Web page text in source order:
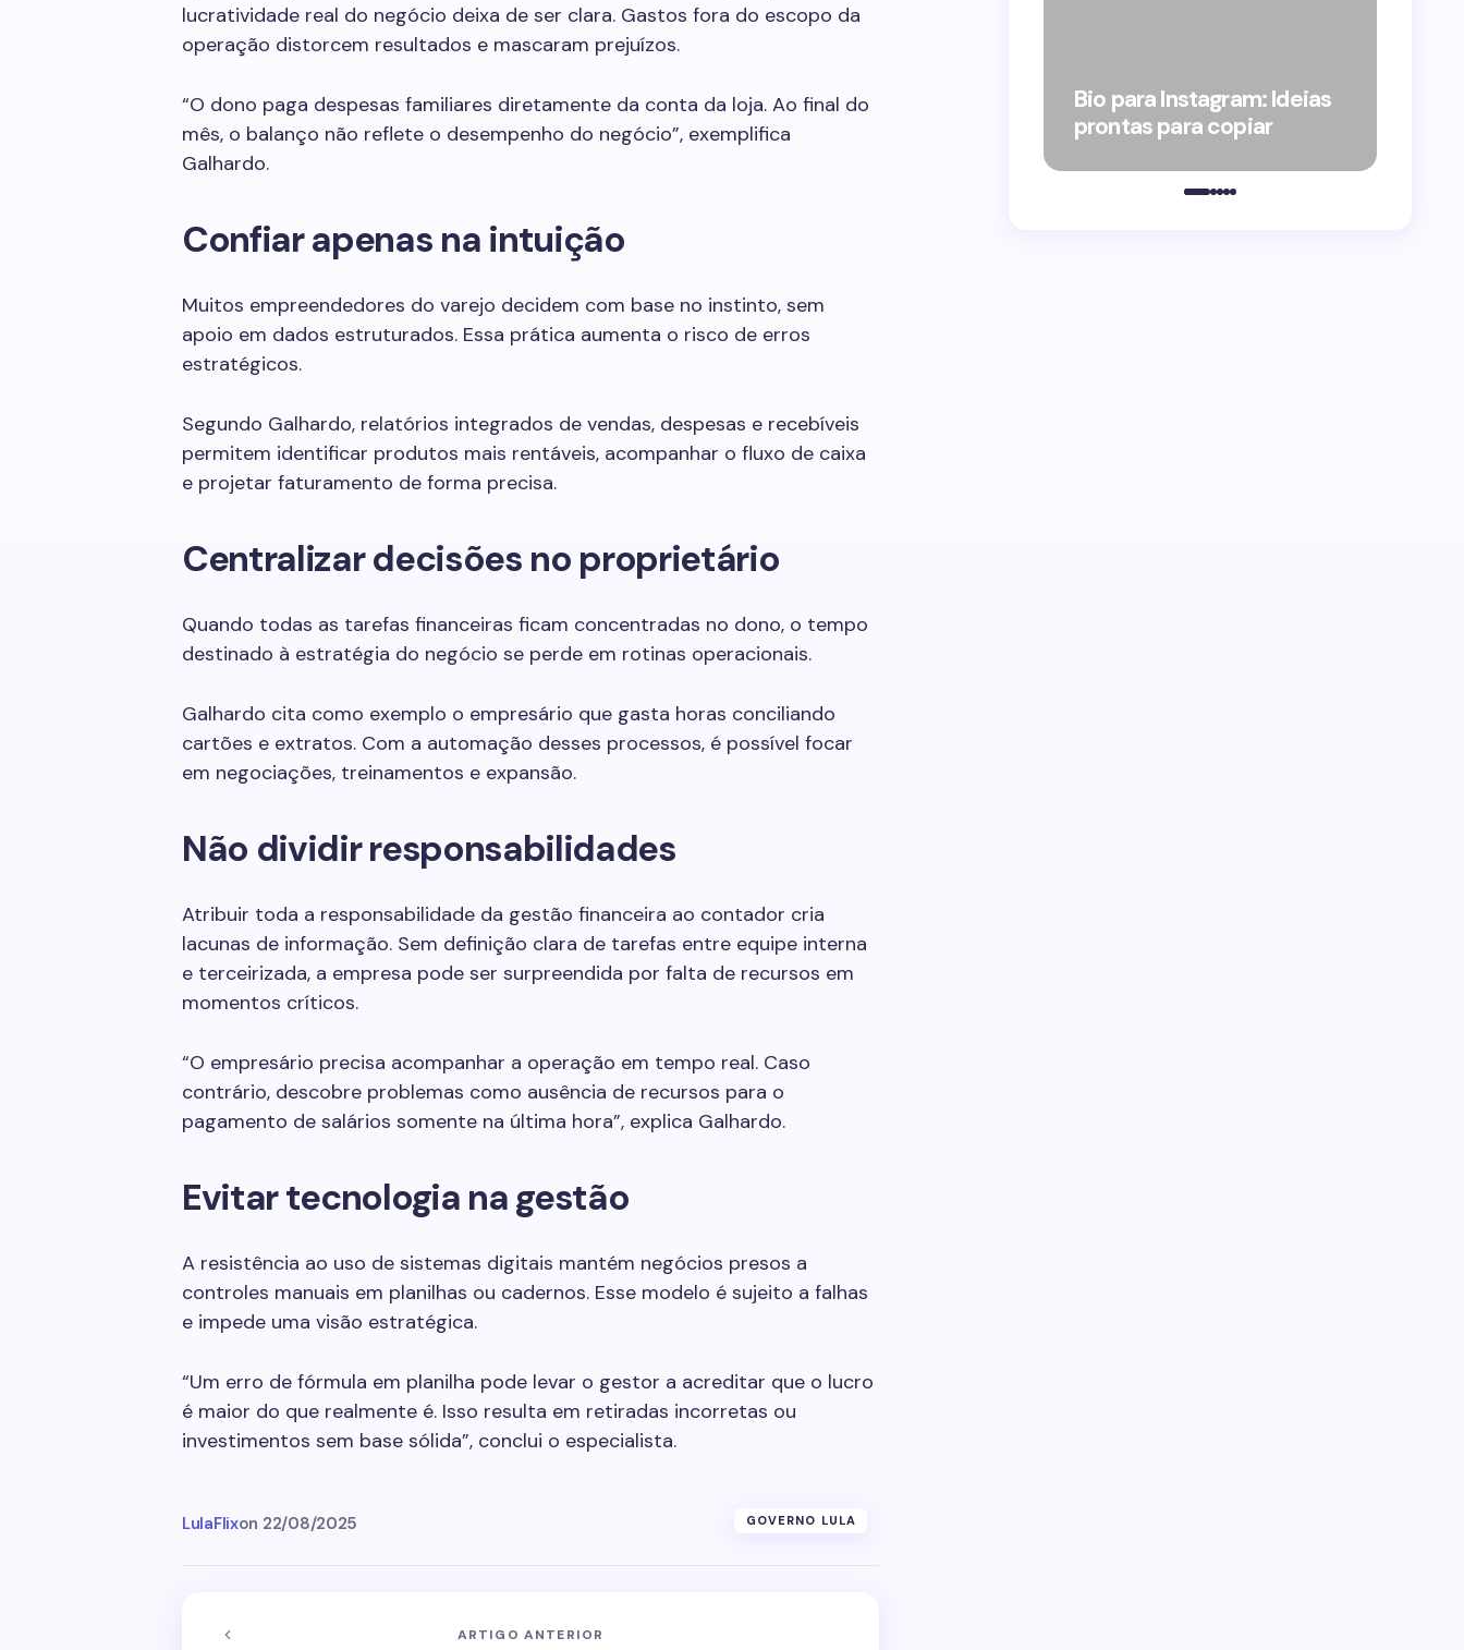
lucratividade real do negócio deixa de ser clara. Gastos fora do escopo da
operação distorcem resultados e mascaram prejuízos.
“O dono paga despesas familiares diretamente da conta da loja. Ao final do
mês, o balanço não reflete o desempenho do negócio”, exemplifica
Galhardo.
Confiar apenas na intuição
Muitos empreendedores do varejo decidem com base no instinto, sem
apoio em dados estruturados. Essa prática aumenta o risco de erros
estratégicos.
Segundo Galhardo, relatórios integrados de vendas, despesas e recebíveis
permitem identificar produtos mais rentáveis, acompanhar o fluxo de caixa
e projetar faturamento de forma precisa.
Centralizar decisões no proprietário
Quando todas as tarefas financeiras ficam concentradas no dono, o tempo
destinado à estratégia do negócio se perde em rotinas operacionais.
Galhardo cita como exemplo o empresário que gasta horas conciliando
cartões e extratos. Com a automação desses processos, é possível focar
em negociações, treinamentos e expansão.
Não dividir responsabilidades
Atribuir toda a responsabilidade da gestão financeira ao contador cria
lacunas de informação. Sem definição clara de tarefas entre equipe interna
e terceirizada, a empresa pode ser surpreendida por falta de recursos em
momentos críticos.
“O empresário precisa acompanhar a operação em tempo real. Caso
contrário, descobre problemas como ausência de recursos para o
pagamento de salários somente na última hora”, explica Galhardo.
Evitar tecnologia na gestão
A resistência ao uso de sistemas digitais mantém negócios presos a
controles manuais em planilhas ou cadernos. Esse modelo é sujeito a falhas
e impede uma visão estratégica.
“Um erro de fórmula em planilha pode levar o gestor a acreditar que o lucro
é maior do que realmente é. Isso resulta em retiradas incorretas ou
investimentos sem base sólida”, conclui o especialista.
LulaFlixon 22/08/2025 GOVERNO LULA
ARTIGO ANTERIOR
Bio para Instagram: Ideias
prontas para copiar